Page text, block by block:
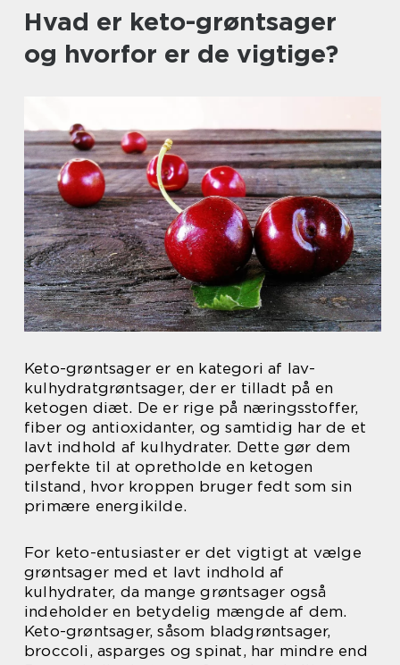
Hvad er keto-grøntsager
og hvorfor er de vigtige?
Keto-grøntsager er en kategori af lav-
kulhydratgrøntsager, der er tilladt på en
ketogen diæt. De er rige på næringsstoffer,
fiber og antioxidanter, og samtidig har de et
lavt indhold af kulhydrater. Dette gør dem
perfekte til at opretholde en ketogen
tilstand, hvor kroppen bruger fedt som sin
primære energikilde.
For keto-entusiaster er det vigtigt at vælge
grøntsager med et lavt indhold af
kulhydrater, da mange grøntsager også
indeholder en betydelig mængde af dem.
Keto-grøntsager, såsom bladgrøntsager,
broccoli, asparges og spinat, har mindre end